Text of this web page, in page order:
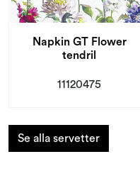
Napkin GT Flower
tendril
11120475
Se alla servetter